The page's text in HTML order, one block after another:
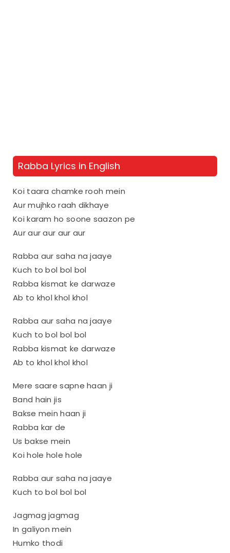
Rabba Lyrics in English
Koi taara chamke rooh mein
Aur mujhko raah dikhaye
Koi karam ho soone saazon pe
Aur aur aur aur aur
Rabba aur saha na jaaye
Kuch to bol bol bol
Rabba kismat ke darwaze
Ab to khol khol khol
Rabba aur saha na jaaye
Kuch to bol bol bol
Rabba kismat ke darwaze
Ab to khol khol khol
Mere saare sapne haan ji
Band hain jis
Bakse mein haan ji
Rabba kar de
Us bakse mein
Koi hole hole hole
Rabba aur saha na jaaye
Kuch to bol bol bol
Jagmag jagmag
In galiyon mein
Humko thodi